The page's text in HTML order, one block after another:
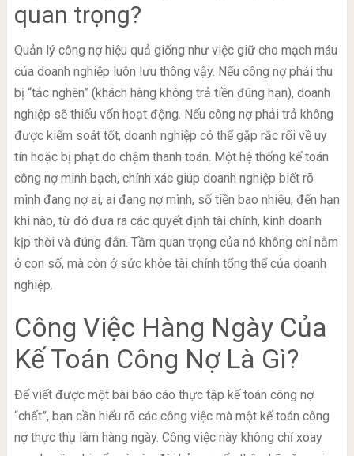
quan trọng?
Quản lý công nợ hiệu quả giống như việc giữ cho mạch máu
của doanh nghiệp luôn lưu thông vậy. Nếu công nợ phải thu
bị “tắc nghẽn” (khách hàng không trả tiền đúng hạn), doanh
nghiệp sẽ thiếu vốn hoạt động. Nếu công nợ phải trả không
được kiểm soát tốt, doanh nghiệp có thể gặp rắc rối về uy
tín hoặc bị phạt do chậm thanh toán. Một hệ thống kế toán
công nợ minh bạch, chính xác giúp doanh nghiệp biết rõ
mình đang nợ ai, ai đang nợ mình, số tiền bao nhiêu, đến hạn
khi nào, từ đó đưa ra các quyết định tài chính, kinh doanh
kịp thời và đúng đắn. Tầm quan trọng của nó không chỉ nằm
ở con số, mà còn ở sức khỏe tài chính tổng thể của doanh
nghiệp.
Công Việc Hàng Ngày Của
Kế Toán Công Nợ Là Gì?
Để viết được một bài báo cáo thực tập kế toán công nợ
“chất”, bạn cần hiểu rõ các công việc mà một kế toán công
nợ thực thụ làm hàng ngày. Công việc này không chỉ xoay